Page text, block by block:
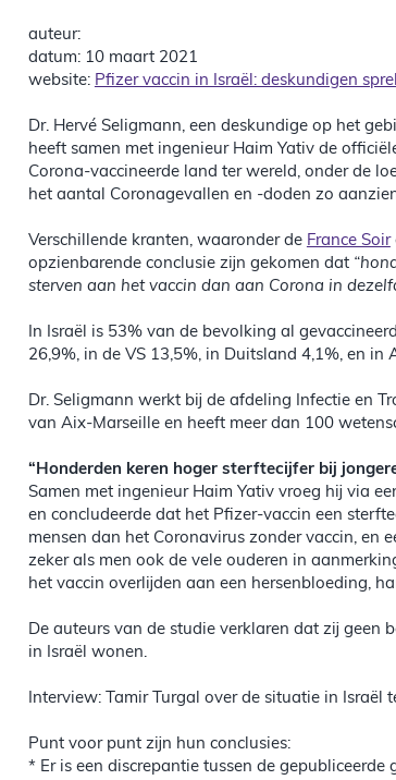
auteur:
datum: 10 maart 2021
website: Pfizer vaccin in Israël: deskundigen
Dr. Hervé Seligmann, een deskundige op het
heeft samen met ingenieur Haim Yativ de
Corona-vaccineerde land ter wereld, onder de
het aantal Coronagevallen en -doden zo
Verschillende kranten, waaronder de France Soir
opzienbarende conclusie zijn gekomen dat
sterven aan het vaccin dan aan Corona in
In Israël is 53% van de bevolking al
26,9%, in de VS 13,5%, in Duitsland 4,1%, en in
Dr. Seligmann werkt bij de afdeling Infectie en
van Aix-Marseille en heeft meer dan 100
“Honderden keren hoger sterftecijfer bij
Samen met ingenieur Haim Yativ vroeg hij via
en concludeerde dat het Pfizer-vaccin een
mensen dan het Coronavirus zonder vaccin, en
zeker als men ook de vele ouderen in
het vaccin overlijden aan een hersenbloeding,
De auteurs van de studie verklaren dat zij geen
in Israël wonen.
Interview: Tamir Turgal over de situatie in Israël
Punt voor punt zijn hun conclusies:
* Er is een discrepantie tussen de